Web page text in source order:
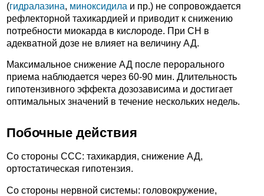
(гидралазина, миноксидила и пр.) не сопровождается
рефлекторной тахикардией и приводит к снижению
потребности миокарда в кислороде. При СН в
адекватной дозе не влияет на величину АД.
Максимальное снижение АД после перорального
приема наблюдается через 60-90 мин. Длительность
гипотензивного эффекта дозозависима и достигает
оптимальных значений в течение нескольких недель.
Побочные действия
Со стороны ССС: тахикардия, снижение АД,
ортостатическая гипотензия.
Со стороны нервной системы: головокружение,